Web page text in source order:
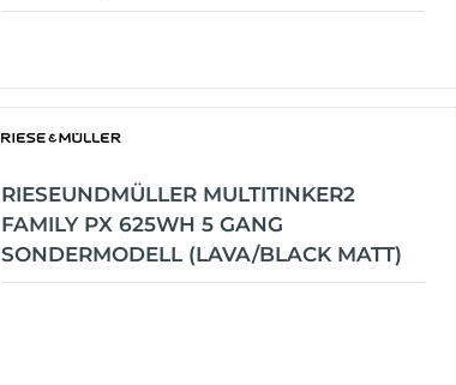
RIESEUNDMÜLLER MULTITINKER2
FAMILY PX 625WH 5 GANG
SONDERMODELL (LAVA/BLACK MATT)